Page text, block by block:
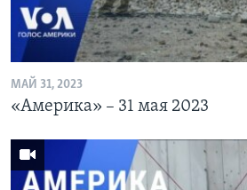
МАЙ 31, 2023
«Америка» – 31 мая 2023